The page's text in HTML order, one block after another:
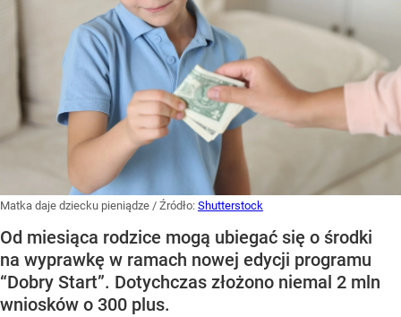
Matka daje dziecku pieniądze / Źródło: Shutterstock
Od miesiąca rodzice mogą ubiegać się o środki
na wyprawkę w ramach nowej edycji programu
“Dobry Start”. Dotychczas złożono niemal 2 mln
wniosków o 300 plus.